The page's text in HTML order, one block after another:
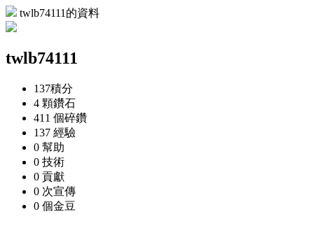
twlb74111的資料
twlb74111
137積分
4 顆鑽石
411 個碎鑽
137 經驗
0 幫助
0 技術
0 貢獻
0 次宣傳
0 個金豆